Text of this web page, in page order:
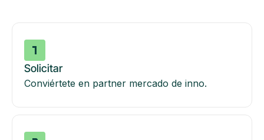
Solicitar
Conviértete en partner mercado de inno.